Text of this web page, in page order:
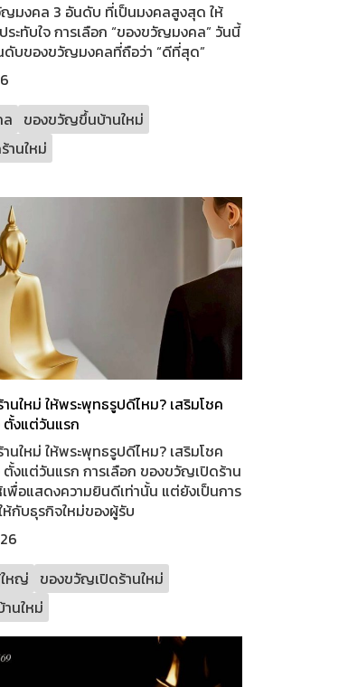
มงคล 3 อันดับ ที่เป็นมงคลสูงสุด ให้
ระทับใจ การเลือก “ของขวัญมงคล” วันนี้
ดับของขวัญมงคลที่ถือว่า “ดีที่สุด”
ของขวัญขึ้นบ้านใหม่
านใหม่
นใหม่ ให้พระพุทธรูปดีไหม? เสริมโชค
ตั้งแต่วันแรก
นใหม่ ให้พระพุทธรูปดีไหม? เสริมโชค
ตั้งแต่วันแรก การเลือก ของขวัญเปิดร้าน
เพื่อแสดงความยินดีเท่านั้น แต่ยังเป็นการ
ห้กับธุรกิจใหม่ของผู้รับ
หญ่ ของขวัญเปิดร้านใหม่
นใหม่